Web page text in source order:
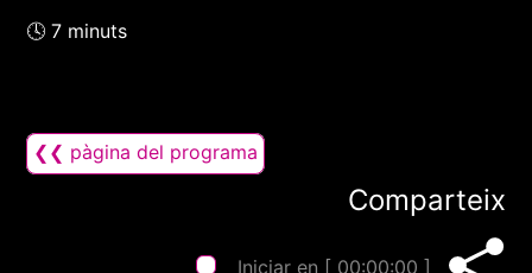
🕓 7 minuts
❮❮ pàgina del programa
Comparteix
Iniciar en [ 00:00:00 ]